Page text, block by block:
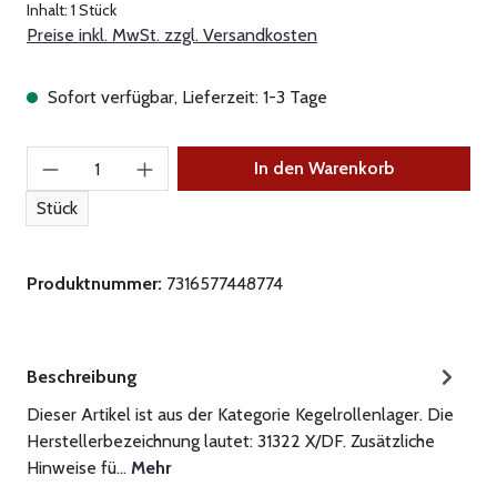
Inhalt: 1 Stück
Preise inkl. MwSt. zzgl. Versandkosten
Sofort verfügbar, Lieferzeit: 1-3 Tage
Produkt Anzahl: Gib den gewünschten Wert
Stück
In den Warenkorb
Produktnummer: 7316577448774
Beschreibung
Dieser Artikel ist aus der Kategorie Kegelrollenlager. Die
Herstellerbezeichnung lautet: 31322 X/DF. Zusätzliche
Hinweise fü… Mehr